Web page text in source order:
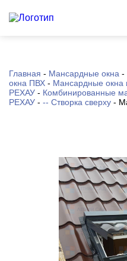
Главная - Мансардные окна -
окна ПВХ - Мансардные окна
РЕХАУ - Комбинированные
РЕХАУ - -- Створка сверху -